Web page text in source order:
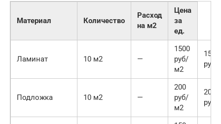
Материал Количество
Расход
на м2
Цена
за
ед.
Ламинат 10 м2 —
1500
руб/
м2
руб
Подложка 10 м2 —
200
руб/
м2
2000
руб